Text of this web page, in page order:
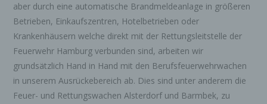
aber durch eine automatische Brandmeldeanlage in größeren
Betrieben, Einkaufszentren, Hotelbetrieben oder
Krankenhäusern welche direkt mit der Rettungsleitstelle der
Feuerwehr Hamburg verbunden sind, arbeiten wir
grundsätzlich Hand in Hand mit den Berufsfeuerwehrwachen
in unserem Ausrückebereich ab. Dies sind unter anderem die
Feuer- und Rettungswachen Alsterdorf und Barmbek, zu